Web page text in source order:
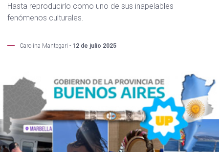
Hasta reproducirlo como uno de sus inapelables
fenómenos culturales.
Carolina Mantegari - 12 de julio 2025